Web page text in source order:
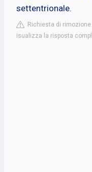
settentrionale.
Richiesta di
isualizza la risposta